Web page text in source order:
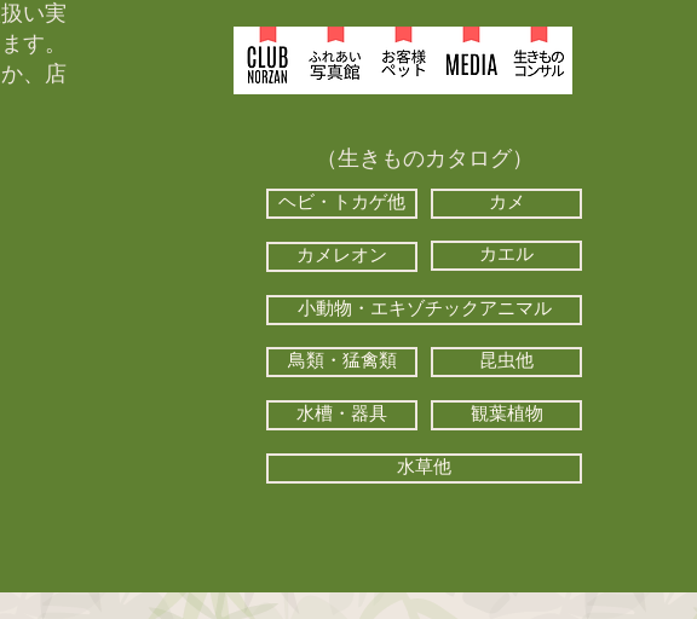
い実
す。​
、店
（生きものカタログ）
ヘビ・トカゲ他 カメ
カメレオン カエル
小動物・エキゾチックアニマル
鳥類・猛禽類 昆虫他
水槽・器具 観葉植物
水草他